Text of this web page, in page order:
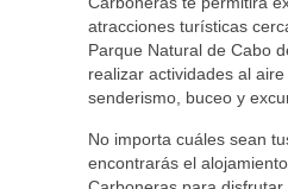
atracciones turísticas
Parque Natural de Cabo
realizar actividades al
senderismo, buceo y
No importa cuáles sean
encontrarás el